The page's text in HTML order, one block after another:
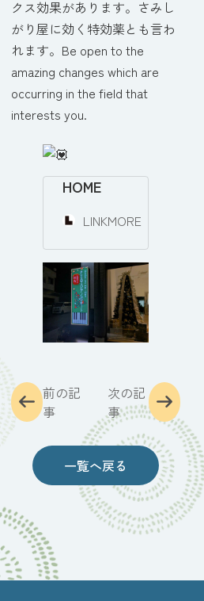
クス効果があります。さみし
がり屋に効く特効薬とも言わ
れます。Be open to the
amazing changes which are
occurring in the field that
interests you.
HOME
LINKMORE
前の記
事
一覧へ戻る
次の記
事